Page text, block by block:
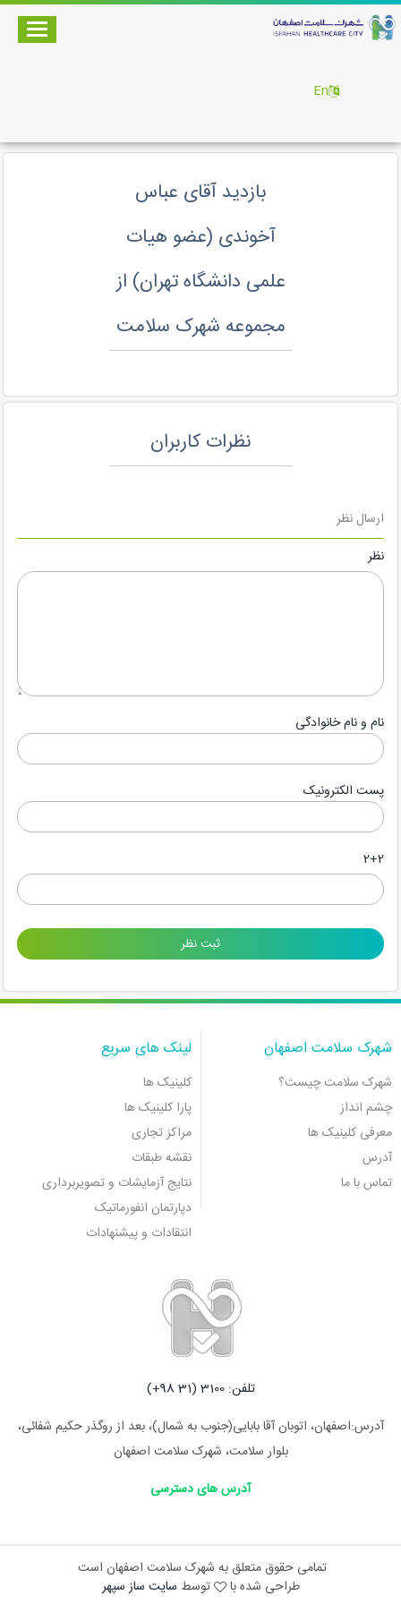
En
بازدید آقای عباس
آخوندی (عضو هیات
علمی دانشگاه تهران) از
مجموعه شهرک سلامت
نظرات کاربران
ارسال نظر
نظر
نام و نام خانوادگی
پست الکترونیک
2+2
شهرک سلامت اصفهان
شهرک سلامت چیست؟
چشم انداز
معرفی کلینیک ها
آدرس
تماس با ما
لینک های سریع
کلینیک ها
پارا کلینیک ها
مراکز تجاری
نقشه طبقات
نتایج آزمایشات و تصویربرداری
دپارتمان انفورماتیک
انتقادات و پیشنهادات
تلفن: 3100 (31 98+)
آدرس:اصفهان، اتوبان آقا بابایی(جنوب به شمال)، بعد از روگذر حکیم شفائی،
بلوار سلامت، شهرک سلامت اصفهان
آدرس های دسترسی
تمامی حقوق متعلق به شهرک سلامت اصفهان است
طراحی شده با
توسط سایت ساز سپهر